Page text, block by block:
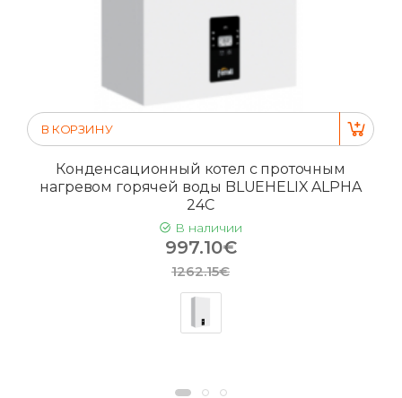
В КОРЗИНУ
Конденсационный котел с проточным
нагревом горячей воды BLUEHELIX ALPHA
24C
В наличии
997.10€
1262.15€